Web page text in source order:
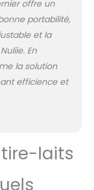
offre un
portabilité,
et la
En
la solution
efficience et
tire-laits